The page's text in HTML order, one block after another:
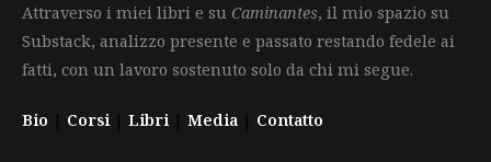
Attraverso i miei libri e su Caminantes, il mio spazio su
Substack, analizzo presente e passato restando fedele ai
fatti, con un lavoro sostenuto solo da chi mi segue.
Bio | Corsi | Libri | Media | Contatto